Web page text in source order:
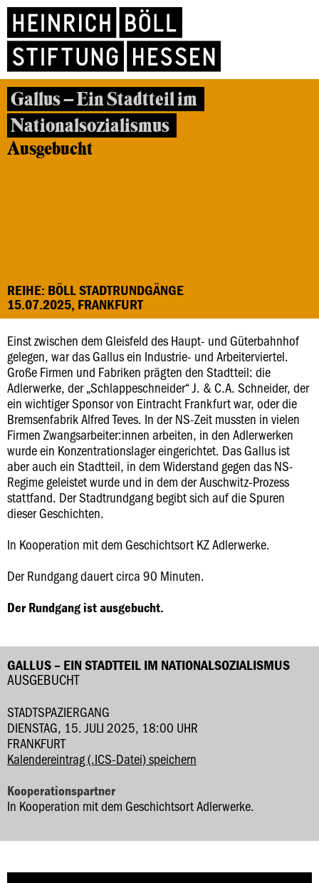
Gallus – Ein Stadtteil im
Nationalsozialismus
Ausgebucht
REIHE: BÖLL STADTRUNDGÄNGE
15.07.2025, FRANKFURT
Einst zwischen dem Gleisfeld des Haupt- und Güterbahnhof
gelegen, war das Gallus ein Industrie- und Arbeiterviertel.
Große Firmen und Fabriken prägten den Stadtteil: die
Adlerwerke, der „Schlappeschneider“ J. & C.A. Schneider, der
ein wichtiger Sponsor von Eintracht Frankfurt war, oder die
Bremsenfabrik Alfred Teves. In der NS-Zeit mussten in vielen
Firmen Zwangsarbeiter:innen arbeiten, in den Adlerwerken
wurde ein Konzentrationslager eingerichtet. Das Gallus ist
aber auch ein Stadtteil, in dem Widerstand gegen das NS-
Regime geleistet wurde und in dem der Auschwitz-Prozess
stattfand. Der Stadtrundgang begibt sich auf die Spuren
dieser Geschichten.
In Kooperation mit dem Geschichtsort KZ Adlerwerke.
Der Rundgang dauert circa 90 Minuten.
Der Rundgang ist ausgebucht.
GALLUS – EIN STADTTEIL IM NATIONALSOZIALISMUS
AUSGEBUCHT
STADTSPAZIERGANG
DIENSTAG, 15. JULI 2025, 18:00 UHR
FRANKFURT
Kalendereintrag (.ICS-Datei) speichern
Kooperationspartner
In Kooperation mit dem Geschichtsort Adlerwerke.